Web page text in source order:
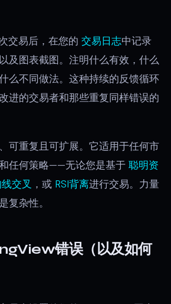
交易后，在您的 交易日志中记录
及图表截图。注明什么有效，什么
么不同做法。这种持续的反馈循环
进的交易者和那些重复同样错误的
可重复且可扩展。它适用于任何市
任何策略——无论您是基于 聪明资
交叉 ，或 RSI背离进行交易。力量
复杂性。
错误（以及如何